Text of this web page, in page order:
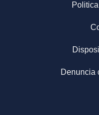
Denuncia